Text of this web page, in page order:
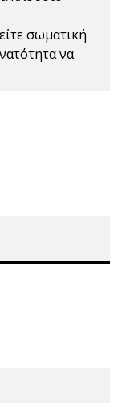
σωματική
να